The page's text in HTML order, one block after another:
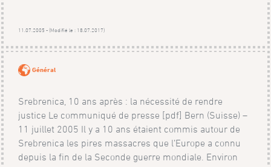
11.07.2005 - (Modifié le : 18.07.2017)
Général
Srebrenica, 10 ans après : la nécessité de rendre
justice Le communiqué de presse [pdf] Bern (Suisse) –
11 juillet 2005 Il y a 10 ans étaient commis autour de
Srebrenica les pires massacres que l’Europe a connu
depuis la fin de la Seconde guerre mondiale. Environ